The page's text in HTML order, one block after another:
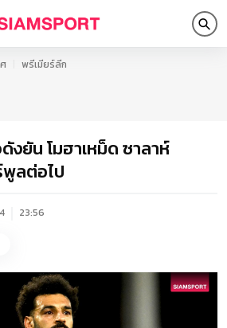
พรีเมียร์ลีก
งยัน โมฮาเหม็ด ซาลาห์
ลต่อไป
23:56